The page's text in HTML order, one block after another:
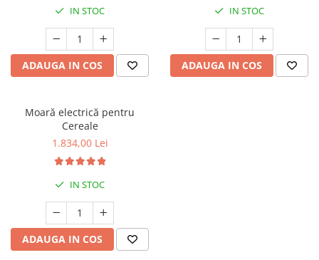
IN STOC
ADAUGA IN COS
IN STOC
ADAUGA IN COS
Moară electrică pentru
Cereale
1.834,00 Lei
IN STOC
ADAUGA IN COS